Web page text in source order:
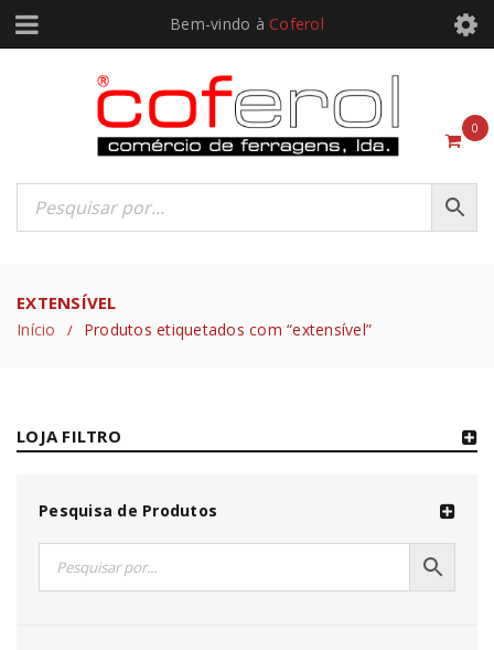
Bem-vindo à Coferol
0
EXTENSÍVEL
Início / Produtos etiquetados com “extensível”
LOJA FILTRO
Pesquisa de Produtos